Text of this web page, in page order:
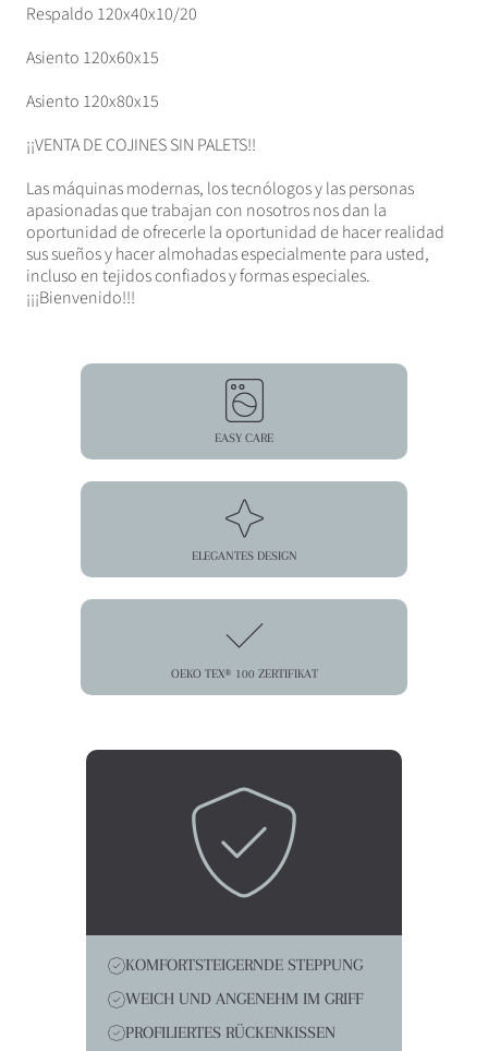
Respaldo 120x40x10/20
Asiento 120x60x15
Asiento 120x80x15
¡¡VENTA DE COJINES SIN PALETS!!
Las máquinas modernas, los tecnólogos y las personas
apasionadas que trabajan con nosotros nos dan la
oportunidad de ofrecerle la oportunidad de hacer realidad
sus sueños y hacer almohadas especialmente para usted,
incluso en tejidos confiados y formas especiales.
¡¡¡Bienvenido!!!
EASY CARE
ELEGANTES DESIGN
OEKO TEX® 100 ZERTIFIKAT
KOMFORTSTEIGERNDE STEPPUNG
WEICH UND ANGENEHM IM GRIFF
PROFILIERTES RÜCKENKISSEN